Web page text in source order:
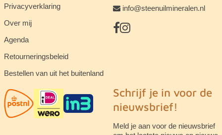
Privacyverklaring
Over mij
Agenda
Retourneringsbeleid
Bestellen van uit het buitenland
Schrijf je in voor de
nieuwsbrief!
Meld je aan voor de nieuwsbrief
info@steenuilmineralen.nl